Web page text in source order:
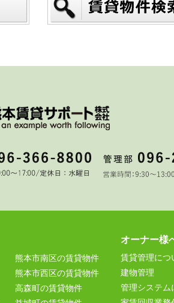
熊本市南区の賃貸物件
熊本市西区の賃貸物件
高森町の賃貸物件
オーナー様
賃貸管理につ
建物管理
管理システム